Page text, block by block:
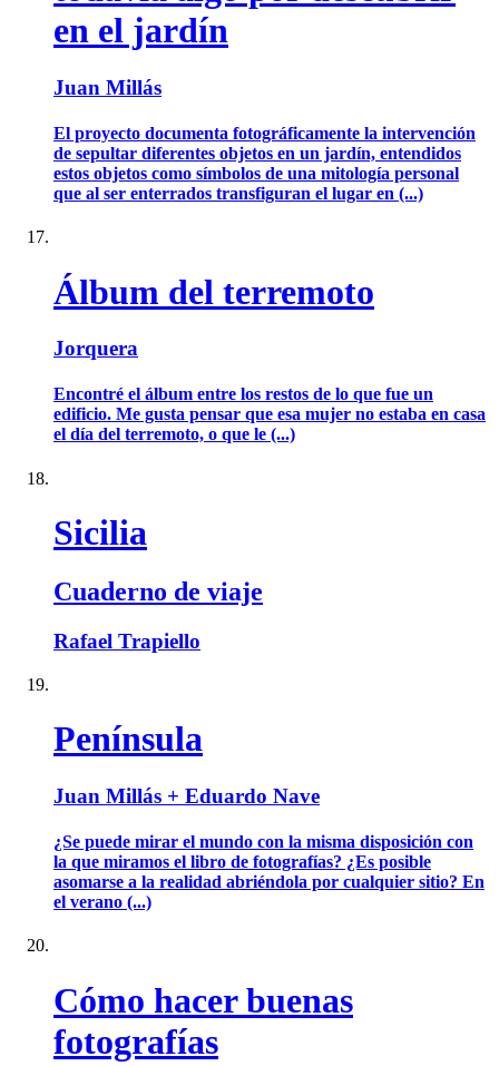
en el jardín
Juan Millás
El proyecto documenta fotográficamente la intervención
de sepultar diferentes objetos en un jardín, entendidos
estos objetos como símbolos de una mitología personal
que al ser enterrados transfiguran el lugar en (...)
Álbum del terremoto
Jorquera
Encontré el álbum entre los restos de lo que fue un
edificio. Me gusta pensar que esa mujer no estaba en casa
el día del terremoto, o que le (...)
Sicilia
Cuaderno de viaje
Rafael Trapiello
Península
Juan Millás + Eduardo Nave
¿Se puede mirar el mundo con la misma disposición con
la que miramos el libro de fotografías? ¿Es posible
asomarse a la realidad abriéndola por cualquier sitio? En
el verano (...)
Cómo hacer buenas
fotografías